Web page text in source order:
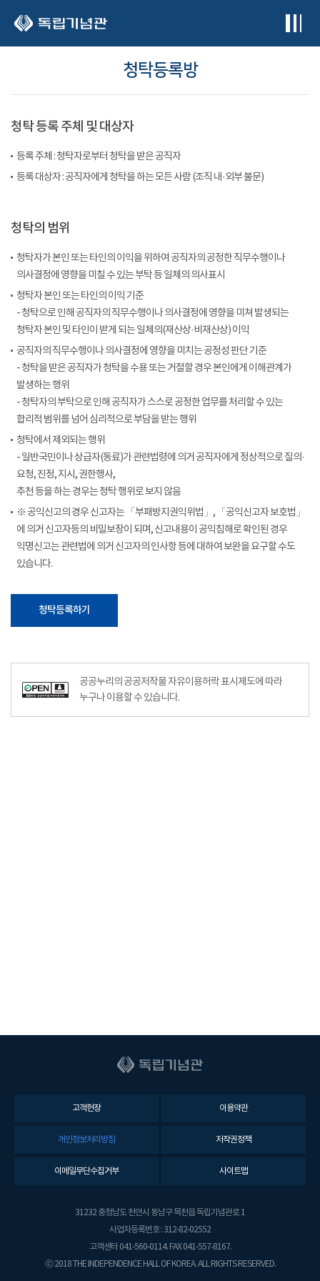
청탁등록방
청탁 등록 주체 및 대상자
등록 주체 : 청탁자로부터 청탁을 받은 공직자
등록 대상자 : 공직자에게 청탁을 하는 모든 사람 (조직 내·외부 불문)
청탁의 범위
청탁자가 본인 또는 타인의 이익을 위하여 공직자의 공정한 직무수행이나
의사결정에 영향을 미칠 수 있는 부탁 등 일체의 의사표시
청탁자 본인 또는 타인의 이익 기준
- 청탁으로 인해 공직자의 직무수행이나 의사결정에 영향을 미쳐 발생되는
청탁자 본인 및 타인이 받게 되는 일체의(재산상·비재산상) 이익
공직자의 직무수행이나 의사결정에 영향을 미치는 공정성 판단 기준
- 청탁을 받은 공직자가 청탁을 수용 또는 거절할 경우 본인에게 이해관계가
발생하는 행위
- 청탁자의 부탁으로 인해 공직자가 스스로 공정한 업무를 처리할 수 있는
합리적 범위를 넘어 심리적으로 부담을 받는 행위
청탁에서 제외되는 행위
- 일반국민이나 상급자(동료)가 관련법령에 의거 공직자에게 정상적으로 질의·
요청, 진정, 지시, 권한행사,
추천 등을 하는 경우는 청탁 행위로 보지 않음
※ 공익신고의 경우 신고자는 「부패방지권익위법」, 「공익신고자 보호법」
에 의거 신고자등의 비밀보장이 되며, 신고내용이 공익침해로 확인된 경우
익명신고는 관련법에 의거 신고자의 인사항 등에 대하여 보완을 요구할 수도
있습니다.
청탁등록하기
공공누리의 공공저작물 자유이용허락 표시제도에 따라
누구나 이용할 수 있습니다.
고객헌장 이용약관
개인정보처리방침 저작권정책
이메일무단수집거부 사이트맵
31232 충청남도 천안시 동남구 목천읍 독립기념관로 1
사업자등록번호 : 312-82-02552
고객센터 041-560-0114. FAX 041-557-8167.
ⓒ 2018 THE INDEPENDENCE HALL OF KOREA. ALL RIGHTS RESERVED.